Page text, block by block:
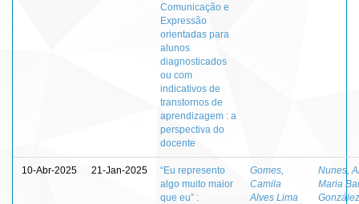
Comunicação e
Expressão
orientadas para
alunos
diagnosticados
ou com
indicativos de
transtornos de
aprendizagem : a
perspectiva do
docente
10-Abr-2025 21-Jan-2025
“Eu represento
algo muito maior
que eu” :
Gomes,
Camila
Alves Lima
Nunes,
Maria
González